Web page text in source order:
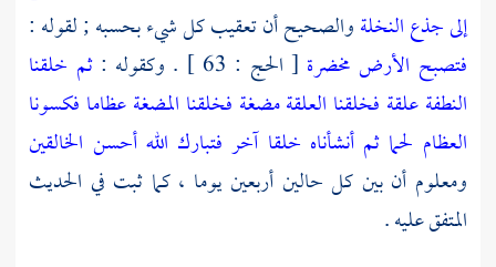
إلى جذع النخلةوالصحيح أن تعقيب كل شيء بحسبه ; لقوله :
فتصبح الأرض مخضرة [ الحج : 63 ] . وكقوله :
ثم خلقنا
النطفة علقة فخلقنا العلقة مضغة فخلقنا المضغة عظاما فكسونا
العظام لحما ثم أنشأناه خلقا آخر فتبارك الله أحسن الخالقين
ومعلوم أن بين كل حالين أربعين يوما ، كما ثبت في الحديث
المتفق عليه .